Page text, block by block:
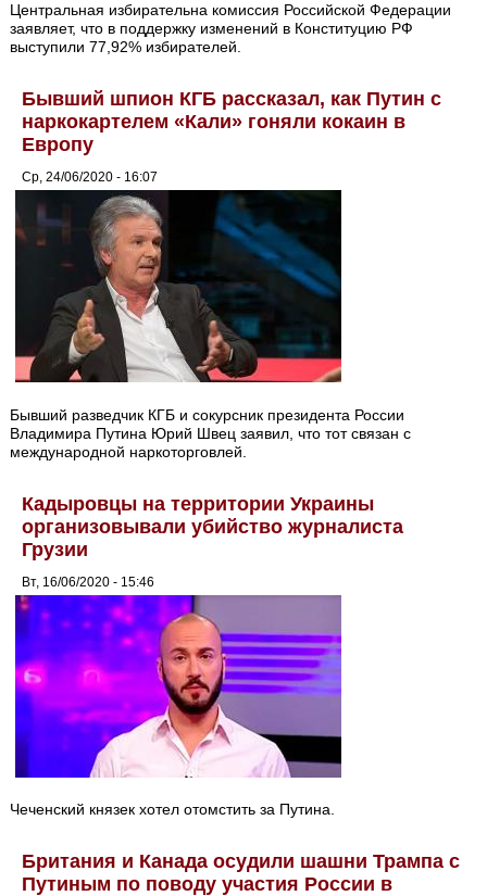
Центральная избирательна комиссия Российской Федерации
заявляет, что в поддержку изменений в Конституцию РФ
выступили 77,92% избирателей.
Бывший шпион КГБ рассказал, как Путин с
наркокартелем «Кали» гоняли кокаин в
Европу
Ср, 24/06/2020 - 16:07
Бывший разведчик КГБ и сокурсник президента России
Владимира Путина Юрий Швец заявил, что тот связан с
международной наркоторговлей.
Кадыровцы на территории Украины
организовывали убийство журналиста
Грузии
Вт, 16/06/2020 - 15:46
Чеченский князек хотел отомстить за Путина.
Британия и Канада осудили шашни Трампа с
Путиным по поводу участия России в